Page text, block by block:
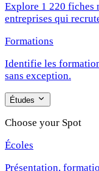
Explore 1 220 fiches
entreprises qui
Formations
Identifie les
sans exception.
Études
Choose your Spot
Écoles
Présentation,